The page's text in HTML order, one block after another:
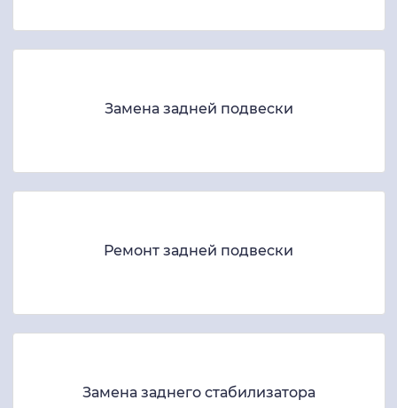
Замена задней подвески
Ремонт задней подвески
Замена заднего стабилизатора